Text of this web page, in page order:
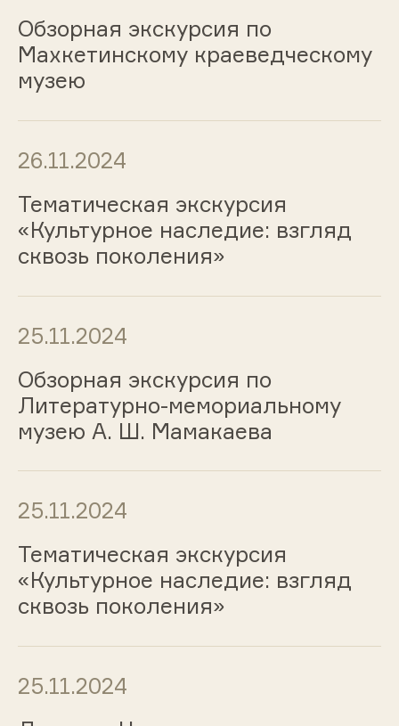
Обзорная экскурсия по
Махкетинскому краеведческому
музею
26.11.2024
Тематическая экскурсия
«Культурное наследие: взгляд
сквозь поколения»
25.11.2024
Обзорная экскурсия по
Литературно-мемориальному
музею А. Ш. Мамакаева
25.11.2024
Тематическая экскурсия
«Культурное наследие: взгляд
сквозь поколения»
25.11.2024